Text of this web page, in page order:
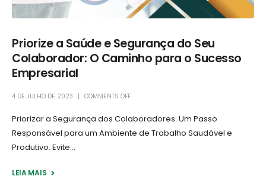
Priorize a Saúde e Segurança do Seu
Colaborador: O Caminho para o Sucesso
Empresarial
4 DE JULHO DE 2023 COMMENTS OFF
Priorizar a Segurança dos Colaboradores: Um Passo
Responsável para um Ambiente de Trabalho Saudável e
Produtivo. Evite...
LEIA MAIS +